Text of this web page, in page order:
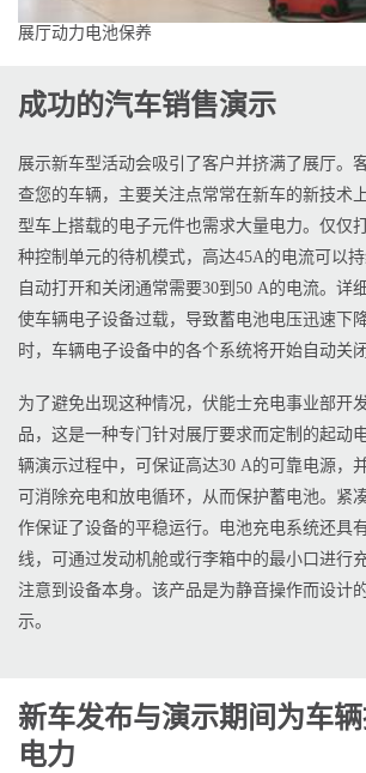
展厅动力电池保养
成功的汽车销售演示
展示新车型活动会吸引了客户并挤满了展厅。
查您的车辆，主要关注点常常在新车的新技术
型车上搭载的电子元件也需求大量电力。仅仅
种控制单元的待机模式，高达45A的电流可以
自动打开和关闭通常需要30到50 A的电流。详
使车辆电子设备过载，导致蓄电池电压迅速下
时，车辆电子设备中的各个系统将开始自动关闭
为了避免出现这种情况，伏能士充电事业部开
品，这是一种专门针对展厅要求而定制的起动
辆演示过程中，可保证高达30 A的可靠电源，
可消除充电和放电循环，从而保护蓄电池。紧
作保证了设备的平稳运行。电池充电系统还具
线，可通过发动机舱或行李箱中的最小口进行
注意到设备本身。该产品是为静音操作而设计
示。
新车发布与演示期间为车
电力